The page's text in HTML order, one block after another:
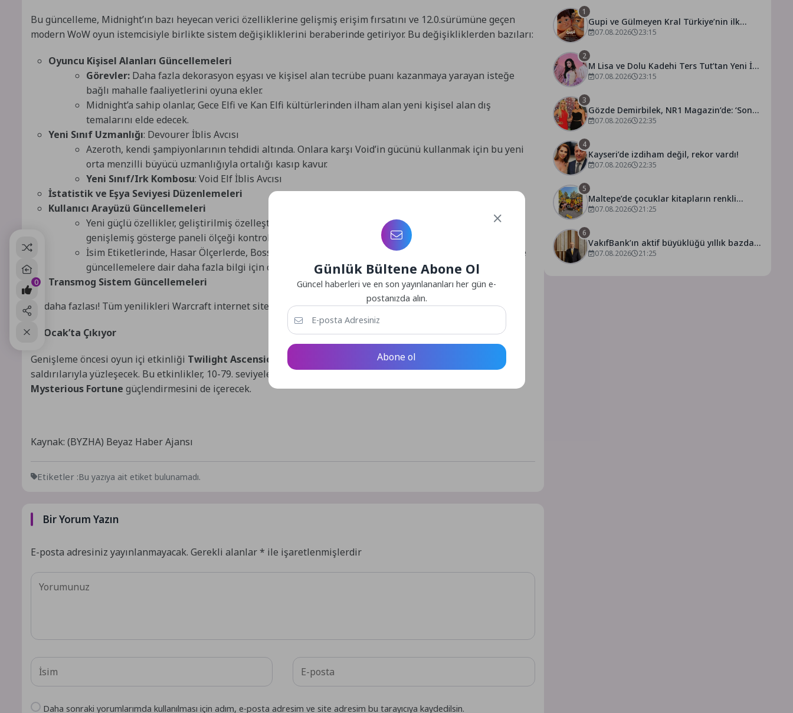
Bu güncelleme, Midnight’ın bazı heyecan verici özelliklerine gelişmiş erişim fırsatını ve 12.0.sürümüne geçen
modern WoW oyun istemcisiyle birlikte sistem değişikliklerini beraberinde getiriyor. Bu değişikliklerden bazıları:
Oyuncu Kişisel Alanları Güncellemeleri
Görevler: Daha fazla dekorasyon eşyası ve kişisel alan tecrübe puanı kazanmaya yarayan isteğe
bağlı mahalle faaliyetlerini oyuna ekler.
Midnight’a sahip olanlar, Gece Elfi ve Kan Elfi kültürlerinden ilham alan yeni kişisel alan dış
temalarını elde edecek.
Yeni Sınıf Uzmanlığı: Devourer İblis Avcısı
Azeroth, kendi şampiyonlarının tehdidi altında. Onlara karşı Void’in gücünü kullanmak için bu yeni
orta menzilli büyücü uzmanlığıyla ortalığı kasıp kavur.
Yeni Sınıf/Irk Kombosu: Void Elf İblis Avcısı
İstatistik ve Eşya Seviyesi Düzenlemeleri
Kullanıcı Arayüzü Güncellemeleri
Yeni güçlü özellikler, geliştirilmiş özelleştirme seçenekleri, daha temiz görünen baskın kutucuğu,
genişlemiş gösterge paneli ölçeği kontrolleri ve daha fazlası bulunuyor.
İsim Etiketlerinde, Hasar Ölçerlerde, Boss Uyarılarında ve daha fazlasında yapılan değişikliklere ve
güncellemelere dair daha fazla bilgi için önceden yayınlanan makalemizi oku.
Transmog Sistem Güncellemeleri
Ve daha fazlası! Tüm yenilikleri Warcraft internet sitesindeki içerik güncelleme notlarından inceleyebilirsin.
27 Ocak’ta Çıkıyor
Genişleme öncesi oyun içi etkinliği Twilight Ascension
‘da oyuncular dünyanın dört bir yanında beliren Void
saldırılarıyla yüzleşecek. Bu etkinlikler, 10-79. seviyeler arasında tecrübe yükseltmesi sağlayanWinds of
Mysterious Fortune güçlendirmesini de içerecek.
Kaynak: (BYZHA) Beyaz Haber Ajansı
Etiketler :Bu yazıya ait etiket bulunamadı.
Bir Yorum Yazın
E-posta adresiniz yayınlanmayacak. Gerekli alanlar* ile işaretlenmişlerdir
Daha sonraki yorumlarımda kullanılması için adım, e-posta adresim ve site adresim bu tarayıcıya kaydedilsin.
1
Gupi ve Gülmeyen Kral Türkiye’nin ilk
IMAX® animasyon filmi oluyor
07.08.2026 23:15
2
M Lisa ve Dolu Kadehi Ters Tut’tan Yeni İş
Birliği: Vişne
07.08.2026 23:15
3
Gözde Demirbilek, NR1 Magazin’de: ‘Son
assolist olarak var olacağım!’
07.08.2026 22:35
4
Kayseri’de izdiham değil, rekor vardı!
07.08.2026 22:35
5
Maltepe’de çocuklar kitapların renkli
dünyasında buluştu
07.08.2026 21:25
6
VakıfBank’ın aktif büyüklüğü yıllık bazda
yüzde 28 artışla 5,8 trilyon TL’yi aştı
07.08.2026 21:25
0
Günlük Bültene Abone Ol
Güncel haberleri ve en son yayınlananları her gün e-
postanızda alın.
Abone ol